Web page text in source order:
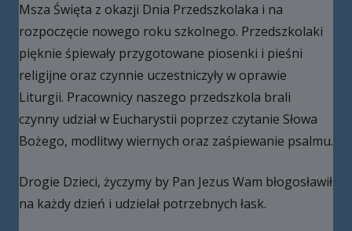
Msza Święta z okazji Dnia Przedszkolaka i na
rozpoczęcie nowego roku szkolnego. Przedszkolaki
pięknie śpiewały przygotowane piosenki i pieśni
religijne oraz czynnie uczestniczyły w oprawie
Liturgii. Pracownicy naszego przedszkola brali
czynny udział w Eucharystii poprzez czytanie Słowa
Bożego, modlitwy wiernych oraz zaśpiewanie psalmu.
Drogie Dzieci, życzymy by Pan Jezus Wam błogosławił
na każdy dzień i udzielał potrzebnych łask.